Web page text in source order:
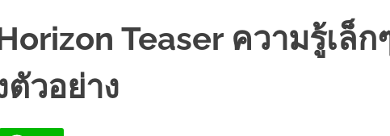
Teaser ความรู้เล็ก
วอย่าง